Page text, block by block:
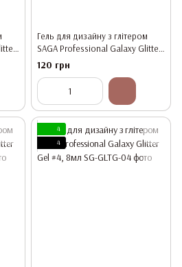
Гель для дизайну з глітером
SAGA Professional Galaxy Glitter
Gel #2, 8мл
120 грн
4
4